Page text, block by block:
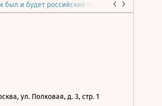
был и будет российский парламент
ул. Полковая, д. 3, стр. 1